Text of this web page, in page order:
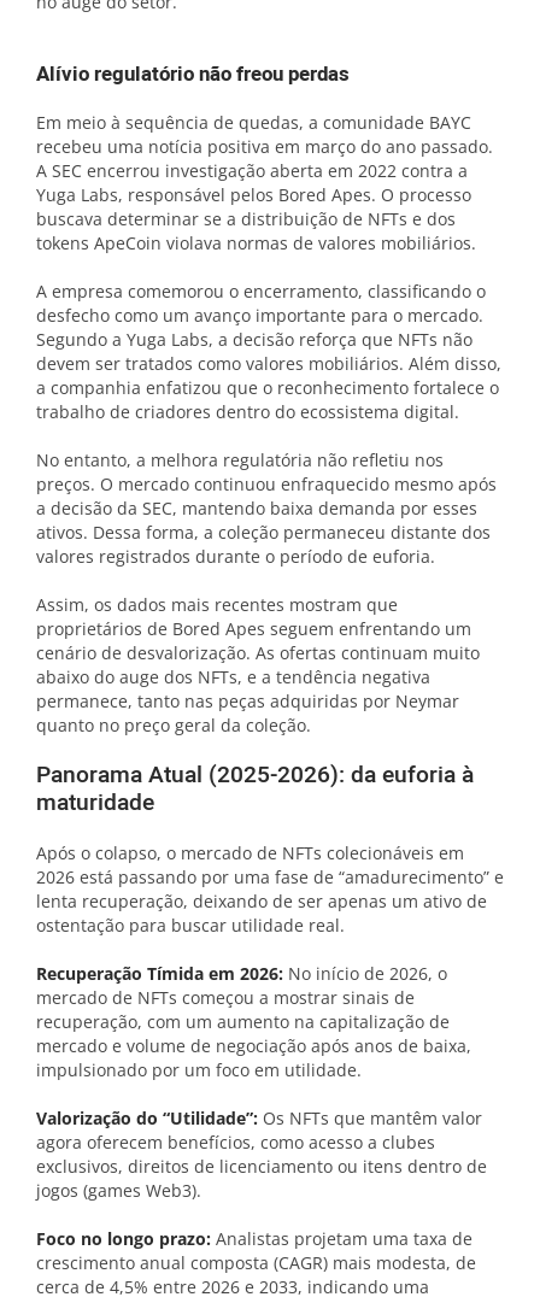
Alívio regulatório não freou perdas
Em meio à sequência de quedas, a comunidade BAYC
recebeu uma notícia positiva em março do ano passado.
A SEC encerrou investigação aberta em 2022 contra a
Yuga Labs, responsável pelos Bored Apes. O processo
buscava determinar se a distribuição de NFTs e dos
tokens ApeCoin violava normas de valores mobiliários.
A empresa comemorou o encerramento, classificando o
desfecho como um avanço importante para o mercado.
Segundo a Yuga Labs, a decisão reforça que NFTs não
devem ser tratados como valores mobiliários. Além disso,
a companhia enfatizou que o reconhecimento fortalece o
trabalho de criadores dentro do ecossistema digital.
No entanto, a melhora regulatória não refletiu nos
preços. O mercado continuou enfraquecido mesmo após
a decisão da SEC, mantendo baixa demanda por esses
ativos. Dessa forma, a coleção permaneceu distante dos
valores registrados durante o período de euforia.
Assim, os dados mais recentes mostram que
proprietários de Bored Apes seguem enfrentando um
cenário de desvalorização. As ofertas continuam muito
abaixo do auge dos NFTs, e a tendência negativa
permanece, tanto nas peças adquiridas por Neymar
quanto no preço geral da coleção.
Panorama Atual (2025-2026): da euforia à
maturidade
Após o colapso, o mercado de NFTs colecionáveis em
2026 está passando por uma fase de “amadurecimento” e
lenta recuperação, deixando de ser apenas um ativo de
ostentação para buscar utilidade real.
Recuperação Tímida em 2026: No início de 2026, o
mercado de NFTs começou a mostrar sinais de
recuperação, com um aumento na capitalização de
mercado e volume de negociação após anos de baixa,
impulsionado por um foco em utilidade.
Valorização do “Utilidade”: Os NFTs que mantêm valor
agora oferecem benefícios, como acesso a clubes
exclusivos, direitos de licenciamento ou itens dentro de
jogos (games Web3).
Foco no longo prazo: Analistas projetam uma taxa de
crescimento anual composta (CAGR) mais modesta, de
cerca de 4,5% entre 2026 e 2033, indicando uma